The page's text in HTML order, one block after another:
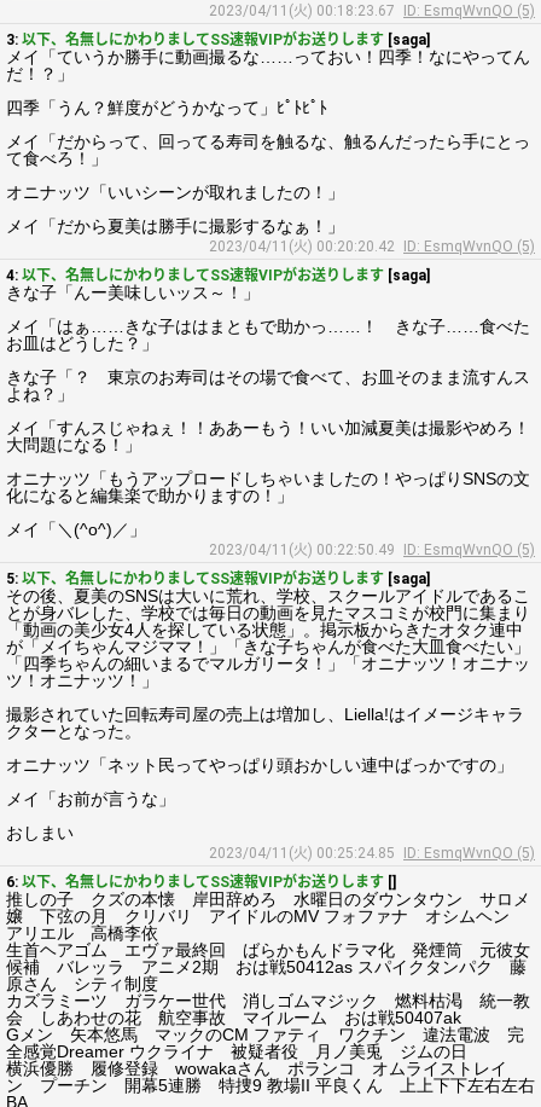
2023/04/11(火) 00:18:23.67
ID: EsmqWvnQO (5)
3: 以下、名無しにかわりましてSS速報VIPがお送りします [saga]
メイ「ていうか勝手に動画撮るな……っておい！四季！なにやってん
だ！？」
四季「うん？鮮度がどうかなって」ﾋﾟﾄﾋﾟﾄ
メイ「だからって、回ってる寿司を触るな、触るんだったら手にとっ
て食べろ！」
オニナッツ「いいシーンが取れましたの！」
メイ「だから夏美は勝手に撮影するなぁ！」
2023/04/11(火) 00:20:20.42
ID: EsmqWvnQO (5)
4: 以下、名無しにかわりましてSS速報VIPがお送りします [saga]
きな子「んー美味しいッス～！」
メイ「はぁ……きな子ははまともで助かっ……！ きな子……食べた
お皿はどうした？」
きな子「？ 東京のお寿司はその場で食べて、お皿そのまま流すんス
よね？」
メイ「すんスじゃねぇ！！ああーもう！いい加減夏美は撮影やめろ！
大問題になる！」
オニナッツ「もうアップロードしちゃいましたの！やっぱりSNSの文
化になると編集楽で助かりますの！」
メイ「＼(^o^)／」
2023/04/11(火) 00:22:50.49
ID: EsmqWvnQO (5)
5: 以下、名無しにかわりましてSS速報VIPがお送りします [saga]
その後、夏美のSNSは大いに荒れ、学校、スクールアイドルであるこ
とが身バレした、学校では毎日の動画を見たマスコミが校門に集まり
「動画の美少女4人を探している状態」。掲示板からきたオタク連中
が「メイちゃんマジママ！」「きな子ちゃんが食べた大皿食べたい」
「四季ちゃんの細いまるでマルガリータ！」「オニナッツ！オニナッ
ツ！オニナッツ！」
撮影されていた回転寿司屋の売上は増加し、Liella!はイメージキャラ
クターとなった。
オニナッツ「ネット民ってやっぱり頭おかしい連中ばっかですの」
メイ「お前が言うな」
おしまい
2023/04/11(火) 00:25:24.85
ID: EsmqWvnQO (5)
6: 以下、名無しにかわりましてSS速報VIPがお送りします []
推しの子 クズの本懐 岸田辞めろ 水曜日のダウンタウン サロメ
嬢 下弦の月 クリバリ アイドルのMV フォファナ オシムヘン
アリエル 高橋李依
生首ヘアゴム エヴァ最終回 ばらかもんドラマ化 発煙筒 元彼女
候補 バレッラ アニメ2期 おは戦50412as スパイクタンパク 藤
原さん シティ制度
カズラミーツ ガラケー世代 消しゴムマジック 燃料枯渇 統一教
会 しあわせの花 航空事故 マイルーム おは戦50407ak
Gメン 矢本悠馬 マックのCM ファティ ワクチン 違法電波 完
全感覚Dreamer ウクライナ 被疑者役 月ノ美兎 ジムの日
横浜優勝 履修登録 wowakaさん ポランコ オムライストレイ
ン プーチン 開幕5連勝 特捜9 教場II 平良くん 上上下下左右左右
BA